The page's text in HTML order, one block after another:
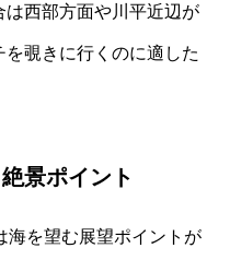
は西部方面や川平近辺が
覗きに行くのに適した
景ポイント
海を望む展望ポイントが